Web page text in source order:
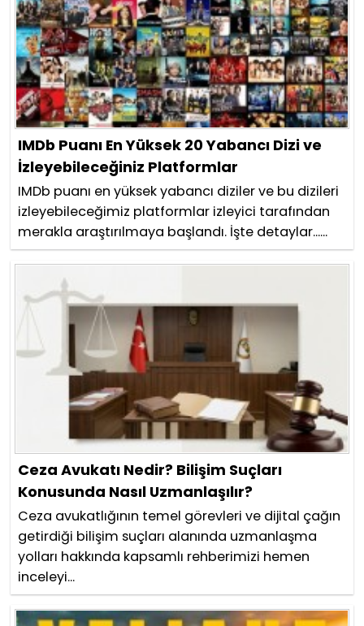
IMDb Puanı En Yüksek 20 Yabancı Dizi ve
İzleyebileceğiniz Platformlar
IMDb puanı en yüksek yabancı diziler ve bu dizileri
izleyebileceğimiz platformlar izleyici tarafından
merakla araştırılmaya başlandı. İşte detaylar......
Ceza Avukatı Nedir? Bilişim Suçları
Konusunda Nasıl Uzmanlaşılır?
Ceza avukatlığının temel görevleri ve dijital çağın
getirdiği bilişim suçları alanında uzmanlaşma
yolları hakkında kapsamlı rehberimizi hemen
inceleyi...